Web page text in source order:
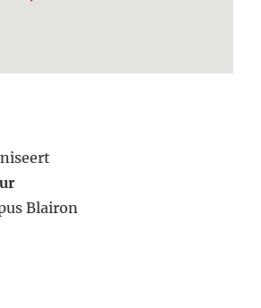
Blairon